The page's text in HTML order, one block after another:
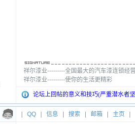
祥尔漆业---------全国最大的汽车漆连锁经
祥尔漆业---------使你的生活更精彩
论坛上回帖的意义和技巧(严重潜水者
QQ 信息 搜索 邮箱 主页